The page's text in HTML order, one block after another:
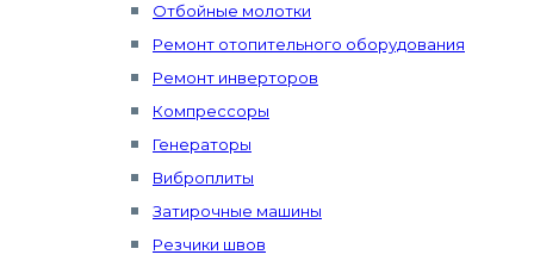
Отбойные молотки
Ремонт отопительного оборудования
Ремонт инверторов
Компрессоры
Генераторы
Виброплиты
Затирочные машины
Резчики швов